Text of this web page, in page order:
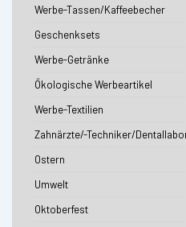
Werbe-Tassen/Kaffeebecher
Geschenksets
Werbe-Getränke
Ökologische Werbeartikel
Werbe-Textilien
Zahnärzte/-Techniker/
Ostern
Umwelt
Oktoberfest